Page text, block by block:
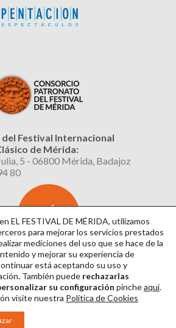
del Festival Internacional
de Mérida:
5 - 06800 Mérida, Badajoz
80
SUSCRÍBETE
AL BOLETÍN
Axel Kacelnik
EL FESTIVAL DE MÉRIDA, utilizamos
para mejorar los servicios prestados
mediciones del uso que se hace de la
y mejorar su experiencia de
está aceptando su uso y
También puede rechazarlas
su configuración pincheaquí.
visite nuestra Política de Cookies